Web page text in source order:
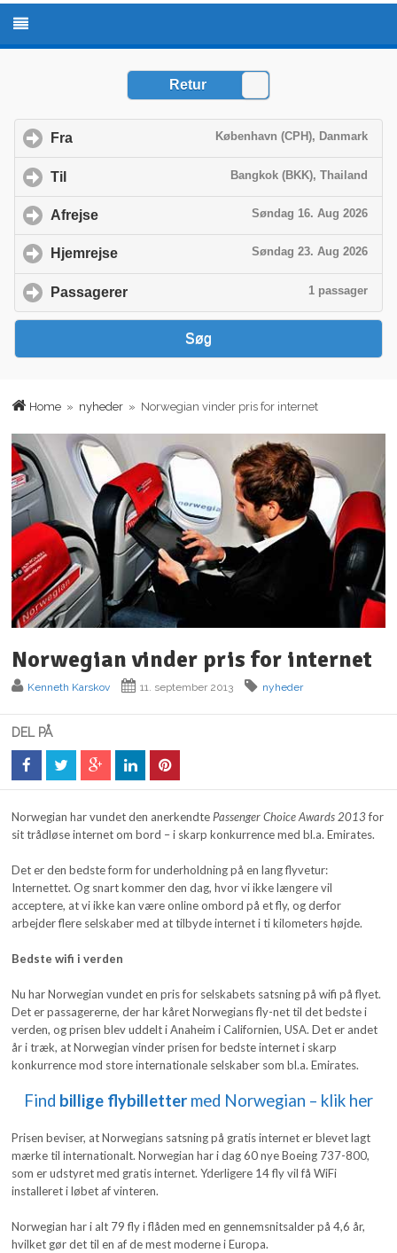
Home » nyheder » Norwegian vinder pris for internet
Norwegian vinder pris for internet
Kenneth Karskov 11. september 2013 nyheder
DEL PÅ
Norwegian har vundet den anerkendtePassenger Choice Awards 2013for
sit trådløse internet om bord – i skarp konkurrence med bl.a. Emirates.
Det er den bedste form for underholdning på en lang flyvetur:
Internettet. Og snart kommer den dag, hvor vi ikke længere vil
acceptere, at vi ikke kan være online ombord på et fly, og derfor
arbejder flere selskaber med at tilbyde internet i ti kilometers højde.
Bedste wifi i verden
Nu har Norwegian vundet en pris for selskabets satsning på wifi på flyet.
Det er passagererne, der har kåret Norwegians fly-net til det bedste i
verden, og prisen blev uddelt i Anaheim i Californien, USA. Det er andet
år i træk, at Norwegian vinder prisen for bedste internet i skarp
konkurrence mod store internationale selskaber som bl.a. Emirates.
Find billige flybillettermed Norwegian – klik her
Prisen beviser, at Norwegians satsning på gratis internet er blevet lagt
mærke til internationalt. Norwegian har i dag 60 nye Boeing 737-800,
som er udstyret med gratis internet. Yderligere 14 fly vil få WiFi
installeret i løbet af vinteren.
Norwegian har i alt 79 fly i flåden med en gennemsnitsalder på 4,6 år,
hvilket gør det til en af de mest moderne i Europa.